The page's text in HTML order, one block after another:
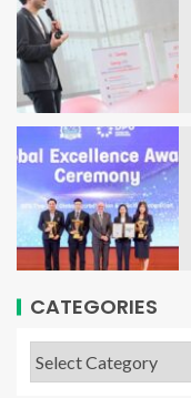
CATEGORIES